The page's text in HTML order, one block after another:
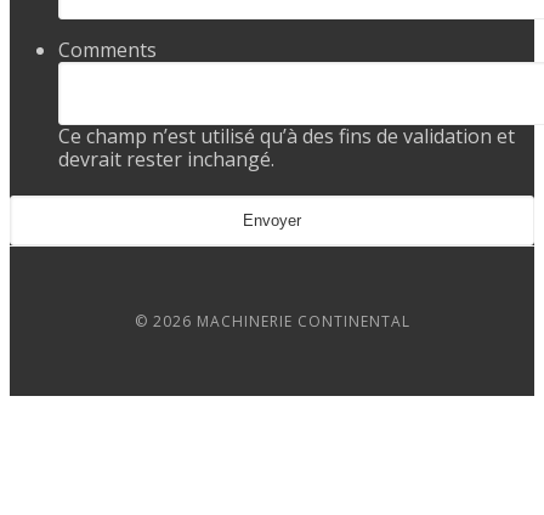
Comments
Ce champ n’est utilisé qu’à des fins de validation et
devrait rester inchangé.
© 2026 MACHINERIE CONTINENTAL